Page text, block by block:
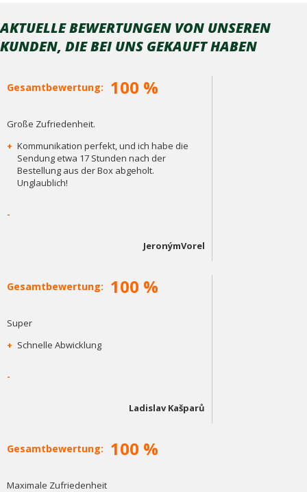
AKTUELLE BEWERTUNGEN VON UNSEREN
KUNDEN, DIE BEI ​​UNS GEKAUFT HABEN
Gesamtbewertung: 100 %
Große Zufriedenheit.
+ Kommunikation perfekt, und ich habe die
Sendung etwa 17 Stunden nach der
Bestellung aus der Box abgeholt.
Unglaublich!
-
JeronýmVorel
Gesamtbewertung: 100 %
Super
+ Schnelle Abwicklung
-
Ladislav Kašparů
Gesamtbewertung: 100 %
Maximale Zufriedenheit